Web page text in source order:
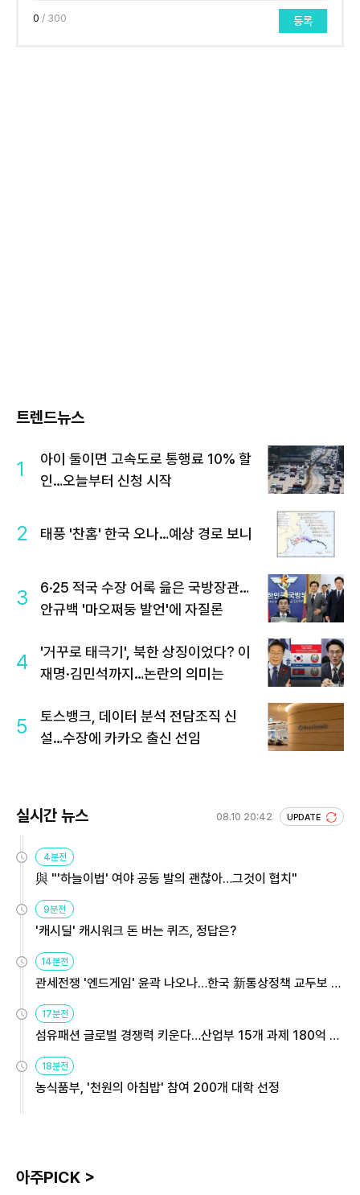
0 / 300 등록
트렌드뉴스
1
아이 둘이면 고속도로 통행료 10% 할
인…오늘부터 신청 시작
2 태풍 '찬홈' 한국 오나…예상 경로 보니
3
6·25 적국 수장 어록 읊은 국방장관…
안규백 '마오쩌둥 발언'에 자질론
4
'거꾸로 태극기', 북한 상징이었다? 이
재명·김민석까지…논란의 의미는
5
토스뱅크, 데이터 분석 전담조직 신
설…수장에 카카오 출신 선임
실시간 뉴스 08.10 20:42 UPDATE
4분전
與 "'하늘이법' 여야 공동 발의 괜찮아…그것이 협치"
9분전
'캐시딜' 캐시워크 돈 버는 퀴즈, 정답은?
14분전
관세전쟁 '엔드게임' 윤곽 나오나…한국 新통상정책 교두보 활
용해야
17분전
섬유패션 글로벌 경쟁력 키운다…산업부 15개 과제 180억 지
원
18분전
농식품부, '천원의 아침밥' 참여 200개 대학 선정
아주PICK >